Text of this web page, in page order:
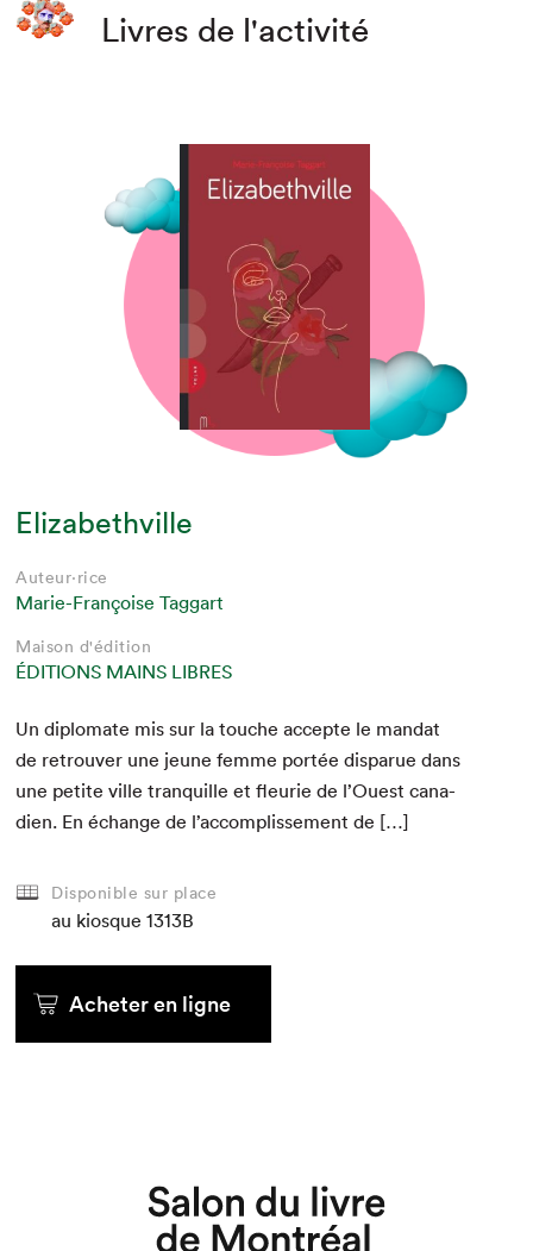
Livres de l'activité
Elizabethville
Auteur·rice
Marie-Françoise Taggart
Maison d'édition
ÉDITIONS MAINS LIBRES
Un diplo­mate mis sur la touche accepte le man­dat
de retrou­ver une jeune femme portée dis­parue dans
une petite ville tran­quille et fleurie de l’Ouest cana­
di­en. En échange de l’accomplissement de […]
Disponible sur place
au kiosque 1313B
Acheter en ligne